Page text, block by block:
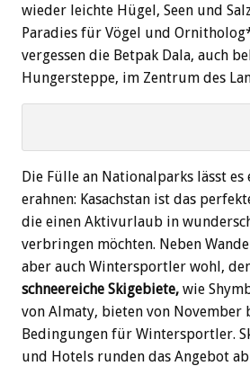
wieder leichte Hügel, Seen und
Paradies für Vögel und
vergessen die Betpak Dala, auch
Hungersteppe, im Zentrum des
Die Fülle an Nationalparks lässt es
erahnen: Kasachstan ist das
die einen Aktivurlaub in
verbringen möchten. Neben
aber auch Wintersportler wohl,
schneereiche Skigebiete, wie
von Almaty, bieten von November
Bedingungen für Wintersportler.
und Hotels runden das Angebot